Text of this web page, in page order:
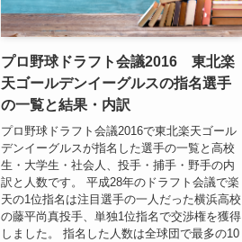
プロ野球ドラフト会議2016 東北楽
天ゴールデンイーグルスの指名選手
の一覧と結果・内訳
プロ野球ドラフト会議2016で東北楽天ゴール
デンイーグルスが指名した選手の一覧と高校
生・大学生・社会人、投手・捕手・野手の内
訳と人数です。 平成28年のドラフト会議で楽
天の1位指名は注目選手の一人だった横浜高校
の藤平尚真投手、単独1位指名で交渉権を獲得
しました。 指名した人数は全球団で最多の10